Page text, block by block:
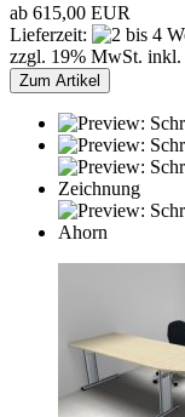
ab 615,00 EUR
Lieferzeit:
zzgl. 19% MwSt. inkl.
Zum Artikel